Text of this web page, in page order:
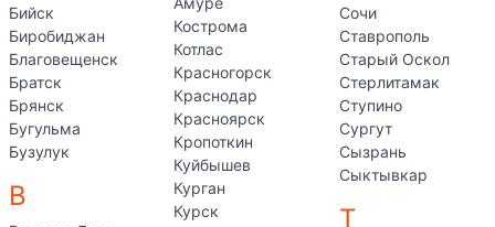
Бийск
Биробиджан
Благовещенск
Братск
Брянск
Бугульма
Бузулук
В
Кострома
Котлас
Красногорск
Краснодар
Красноярск
Кропоткин
Куйбышев
Курган
Курск
Сочи
Ставрополь
Старый Оскол
Стерлитамак
Ступино
Сургут
Сызрань
Сыктывкар
Т